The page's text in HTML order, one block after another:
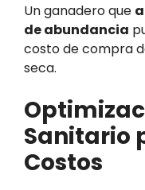
Un ganadero que
de abundancia
costo de compra
seca.
Sanitario
Costos